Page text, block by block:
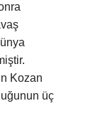
Kozan
üç